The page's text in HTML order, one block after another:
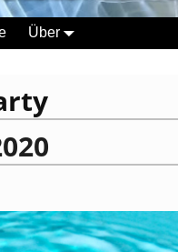
Über